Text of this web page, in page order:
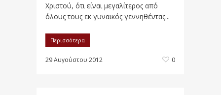
Xριστού, ότι είναι μεγαλίτερος από
όλους τους εκ γυναικός γεννηθέντας...
Περισσότερα
29 Αυγούστου 2012 0